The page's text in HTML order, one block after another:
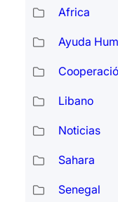
Africa
Ayuda
Libano
Noticias
Sahara
Senegal